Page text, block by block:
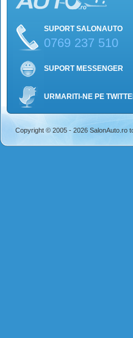
SUPORT SALONAUTO
0769 237 510
SUPORT MESSENGER
URMARITI-NE PE
Copyright © 2005 - 2026 SalonAuto.ro